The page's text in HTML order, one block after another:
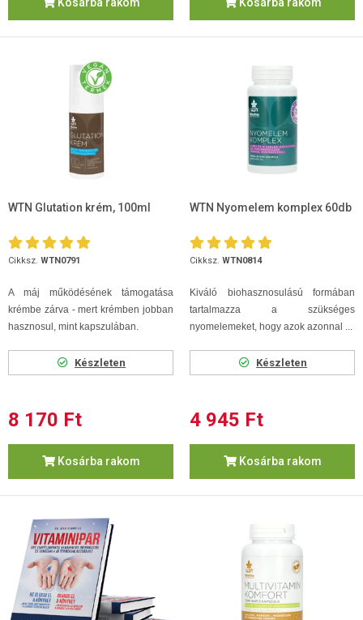
Kosárba rakom Kosárba rakom
WTN Glutation krém, 100ml
Cikksz. WTN0791
A máj működésének támogatása
krémbe zárva - mert krémben jobban
hasznosul, mint kapszulában.
Készleten
8 170 Ft
Kosárba rakom
WTN Nyomelem komplex 60db
Cikksz. WTN0814
Kiváló biohasznosulású formában
tartalmazza a szükséges
nyomelemeket, hogy azok azonnal ...
Készleten
4 945 Ft
Kosárba rakom